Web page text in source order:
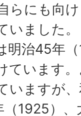
らにも向
いました
明治45年
ています
いますが
1925）